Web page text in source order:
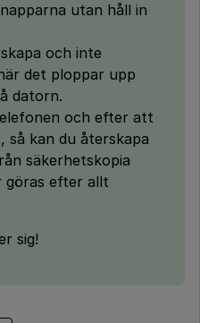
utan håll in
och inte
det ploppar upp
datorn.
och efter att
så kan du återskapa
säkerhetskopia
göras efter allt
sig!